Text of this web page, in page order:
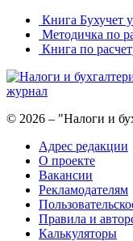
Книга Бухучет
Методичка по
Книга по
журнал
© 2026 – "Налоги и
Адрес редакции
О проекте
Вакансии
Рекламодателям
Правила и
Калькуляторы